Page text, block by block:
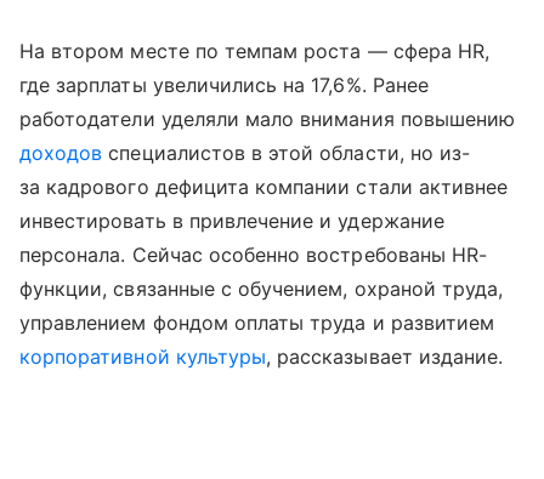
На втором месте по темпам роста — сфера HR,
где зарплаты увеличились на 17,6%. Ранее
работодатели уделяли мало внимания повышению
доходов специалистов в этой области, но из-
за кадрового дефицита компании стали активнее
инвестировать в привлечение и удержание
персонала. Сейчас особенно востребованы HR-
функции, связанные с обучением, охраной труда,
управлением фондом оплаты труда и развитием
корпоративной культуры, рассказывает издание.